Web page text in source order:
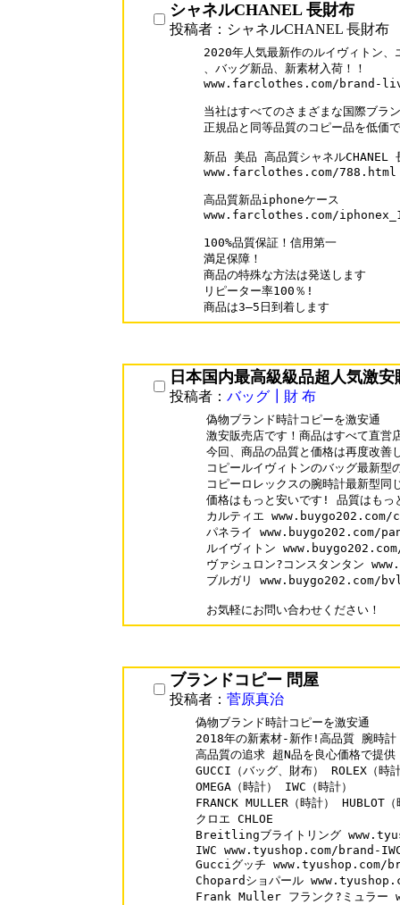
シャネルCHANEL 長財布
投稿者：シャネルCHANEL 長財布
2020年人気最新作のルイヴィトン
、バッグ新品、新素材入荷！！
www.farclothes.com/brand-
当社はすべてのさまざまな国際ブラ
正規品と同等品質のコピー品を低価
新品 美品 高品質シャネルCHANEL
www.farclothes.com/788.html
高品質新品iphoneケース
www.farclothes.com/
100%品質保証！信用第一
満足保障！
商品の特殊な方法は発送します
リピーター率100％!
商品は3―5日到着します
日本国内最高級級品超人気激安
投稿者： バッグ┃財 布
偽物ブランド時計コピーを激安通
激安販売店です！商品はすべて直営
今回、商品の品質と価格は再度改善
コピールイヴィトンのバッグ最新型
コピーロレックスの腕時計最新型同
価格はもっと安いです! 品質はもっ
カルティエ
パネライ www.buygo202.com/
ルイヴィトン
ヴァシュロン?コンスタンタン
ブルガリ www.buygo202.com/
お気軽にお問い合わせください！
ブランドコピー 問屋
投稿者： 菅原真治
偽物ブランド時計コピーを激安通
2018年の新素材-新作!高品質 腕時計
高品質の追求 超N品を良心価格で提供
GUCCI（バッグ、財布） ROLEX（時
OMEGA（時計） IWC（時計）
FRANCK MULLER（時計） HUBLOT（
クロエ CHLOE
Breitlingブライトリング
IWC www.tyushop.com/brand-
Gucciグッチ www.tyushop.com/
Chopardショパール
Frank Muller フランク?ミュラ